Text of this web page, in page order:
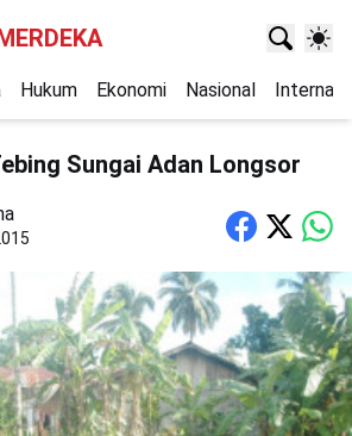
Hukum Ekonomi Nasional
Sungai Adan Longsor